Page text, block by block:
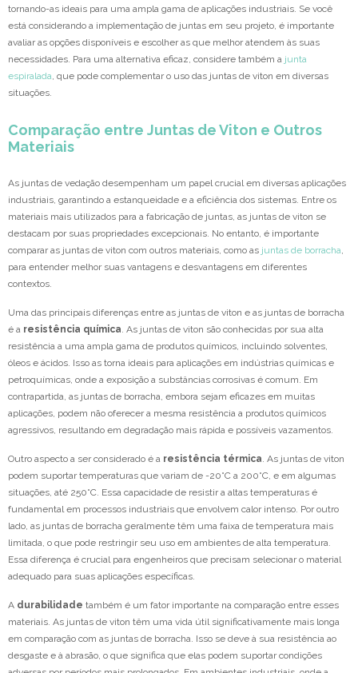
tornando-as ideais para uma ampla gama de aplicações industriais. Se você
está considerando a implementação de juntas em seu projeto, é importante
avaliar as opções disponíveis e escolher as que melhor atendem às suas
necessidades. Para uma alternativa eficaz, considere também a junta
espiralada, que pode complementar o uso das juntas de viton em diversas
situações.
Comparação entre Juntas de Viton e Outros
Materiais
As juntas de vedação desempenham um papel crucial em diversas aplicações
industriais, garantindo a estanqueidade e a eficiência dos sistemas. Entre os
materiais mais utilizados para a fabricação de juntas, as juntas de viton se
destacam por suas propriedades excepcionais. No entanto, é importante
comparar as juntas de viton com outros materiais, como as juntas de borracha,
para entender melhor suas vantagens e desvantagens em diferentes
contextos.
Uma das principais diferenças entre as juntas de viton e as juntas de borracha
é a resistência química. As juntas de viton são conhecidas por sua alta
resistência a uma ampla gama de produtos químicos, incluindo solventes,
óleos e ácidos. Isso as torna ideais para aplicações em indústrias químicas e
petroquímicas, onde a exposição a substâncias corrosivas é comum. Em
contrapartida, as juntas de borracha, embora sejam eficazes em muitas
aplicações, podem não oferecer a mesma resistência a produtos químicos
agressivos, resultando em degradação mais rápida e possíveis vazamentos.
Outro aspecto a ser considerado é a resistência térmica. As juntas de viton
podem suportar temperaturas que variam de -20°C a 200°C, e em algumas
situações, até 250°C. Essa capacidade de resistir a altas temperaturas é
fundamental em processos industriais que envolvem calor intenso. Por outro
lado, as juntas de borracha geralmente têm uma faixa de temperatura mais
limitada, o que pode restringir seu uso em ambientes de alta temperatura.
Essa diferença é crucial para engenheiros que precisam selecionar o material
adequado para suas aplicações específicas.
A durabilidade também é um fator importante na comparação entre esses
materiais. As juntas de viton têm uma vida útil significativamente mais longa
em comparação com as juntas de borracha. Isso se deve à sua resistência ao
desgaste e à abrasão, o que significa que elas podem suportar condições